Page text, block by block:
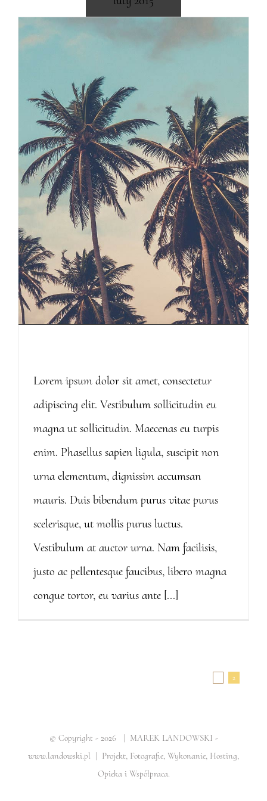
Lorem ipsum dolor sit amet, consectetur
adipiscing elit. Vestibulum sollicitudin eu
magna ut sollicitudin. Maecenas eu turpis
enim. Phasellus sapien ligula, suscipit non
urna elementum, dignissim accumsan
mauris. Duis bibendum purus vitae purus
scelerisque, ut mollis purus luctus.
Vestibulum at auctor urna. Nam facilisis,
justo ac pellentesque faucibus, libero magna
congue tortor, eu varius ante [...]
2
© Copyright - 2026| MAREK LANDOWSKI -
www.landowski.pl | Projekt, Fotografie, Wykonanie, Hosting,
Opieka i Współpraca.